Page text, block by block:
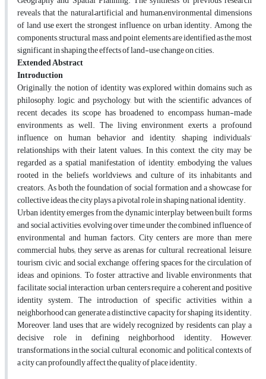
reveals that the natural–artificial and human–environmental dimensions
of land use exert the strongest influence on urban identity. Among the
components, structural, mass, and point elements are identified as the most
significant in shaping the effects of land-use change on cities.
Extended Abstract
Introduction
Originally, the notion of identity was explored within domains such as
philosophy, logic, and psychology, but with the scientific advances of
recent decades, its scope has broadened to encompass human-made
environments as well. The living environment exerts a profound
influence on human behavior and identity, shaping individuals’
relationships with their latent values. In this context, the city may be
regarded as a spatial manifestation of identity, embodying the values
rooted in the beliefs, worldviews, and culture of its inhabitants and
creators. As both the foundation of social formation and a showcase for
collective ideas, the city plays a pivotal role in shaping national identity.
Urban identity emerges from the dynamic interplay between built forms
and social activities, evolving over time under the combined influence of
environmental and human factors. City centers are more than mere
commercial hubs; they serve as arenas for cultural, recreational, leisure,
tourism, civic, and social exchange, offering spaces for the circulation of
ideas and opinions. To foster attractive and livable environments that
facilitate social interaction, urban centers require a coherent and positive
identity system. The introduction of specific activities within a
neighborhood can generate a distinctive capacity for shaping its identity.
Moreover, land uses that are widely recognized by residents can play a
decisive role in defining neighborhood identity. However,
transformations in the social, cultural, economic, and political contexts of
a city can profoundly affect the quality of place identity.